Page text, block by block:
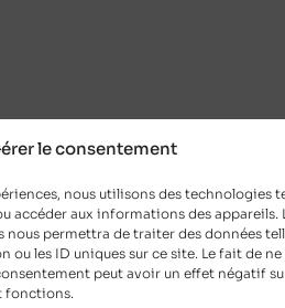
le consentement
nous utilisons des technologies
accéder aux informations des appareils.
permettra de traiter des données
les ID uniques sur ce site. Le fait de ne
peut avoir un effet négatif
fonctions.